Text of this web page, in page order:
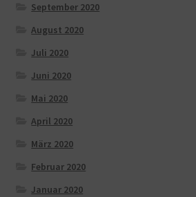
September 2020
August 2020
Juli 2020
Juni 2020
Mai 2020
April 2020
März 2020
Februar 2020
Januar 2020